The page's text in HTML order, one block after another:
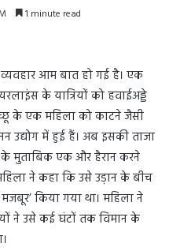
1 minute read
आम बात हो गई है। एक
के यात्रियों को हवाईअड्डे
के एक महिला को काटने जैसी
उद्योग में हुई हैं। अब इसकी ताजा
के मुताबिक एक और हैरान करने
ने कहा कि उसे उड़ान के बीच
किया गया था। महिला ने
ने उसे कई घंटों तक विमान के